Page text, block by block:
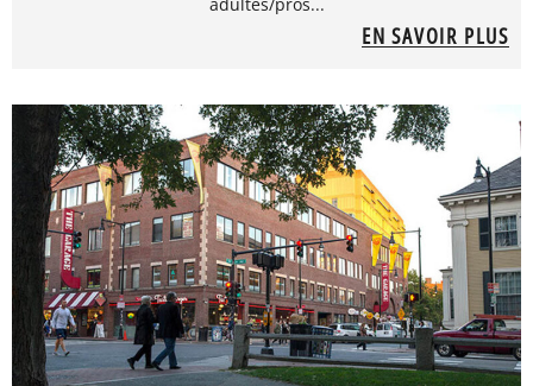
EN SAVOIR PLUS